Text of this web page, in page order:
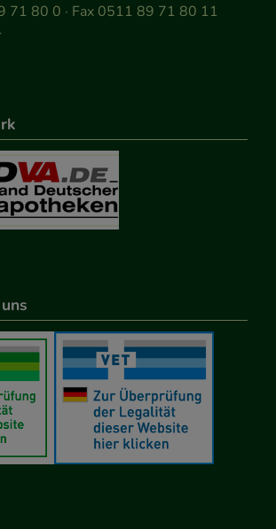
71 80 0 · Fax 0511 89 71 80 11